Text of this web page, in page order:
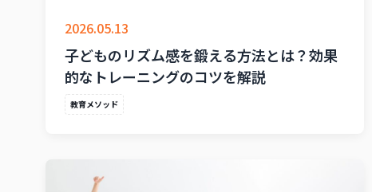
2026.05.13
子どものリズム感を鍛える方法とは？効果
的なトレーニングのコツを解説
教育メソッド